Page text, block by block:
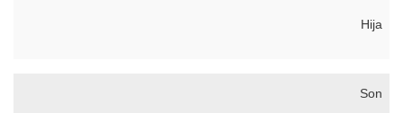
Hija
Son